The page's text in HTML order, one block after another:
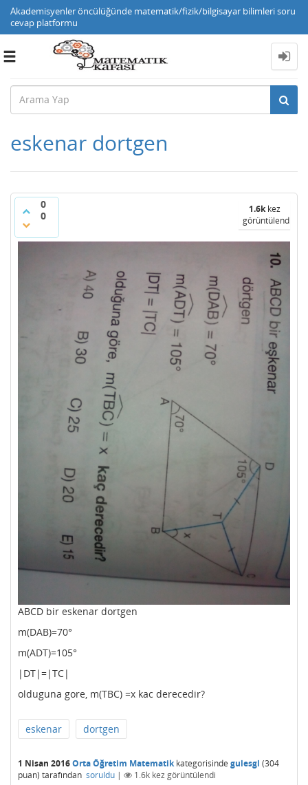
Akademisyenler öncülüğünde matematik/fizik/bilgisayar bilimleri soru
cevap platformu
Toggle
eskenar dortgen
0
0
1.6kkez
görüntülendi
ABCD bir eskenar dortgen
m(DAB)=70°
m(ADT)=105°
|DT|=|TC|
olduguna gore, m(TBC) =x kac derecedir?
eskenar dortgen
1 Nisan 2016Orta Öğretim Matematikkategorisinde gulesgl (304
puan) tarafından soruldu | 1.6k kez görüntülendi